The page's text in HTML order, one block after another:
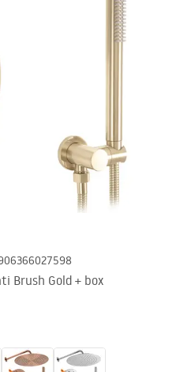
Brush Gold + box